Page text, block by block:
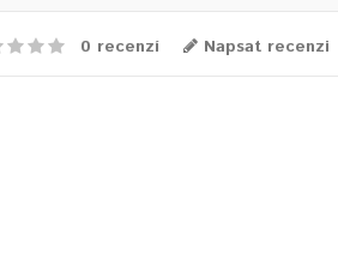
0 recenzí Napsat recenzi